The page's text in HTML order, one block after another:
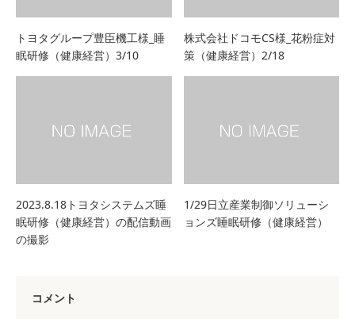
トヨタグループ豊臣機工様_睡
眠研修（健康経営）3/10
株式会社ドコモCS様_花粉症対
策（健康経営）2/18
2023.8.18トヨタシステムズ睡
眠研修（健康経営）の配信動画
の撮影
1/29日立産業制御ソリューシ
ョンズ睡眠研修（健康経営）
コメント